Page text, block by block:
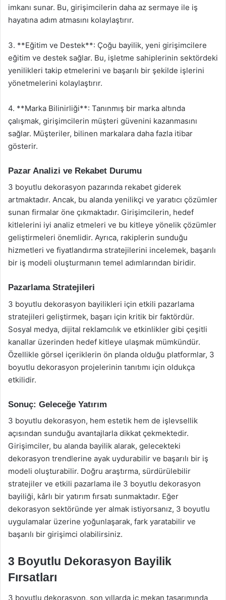
imkanı sunar. Bu, girişimcilerin daha az sermaye ile iş
hayatına adım atmasını kolaylaştırır.
3. **Eğitim ve Destek**: Çoğu bayilik, yeni girişimcilere
eğitim ve destek sağlar. Bu, işletme sahiplerinin sektördeki
yenilikleri takip etmelerini ve başarılı bir şekilde işlerini
yönetmelerini kolaylaştırır.
4. **Marka Bilinirliği**: Tanınmış bir marka altında
çalışmak, girişimcilerin müşteri güvenini kazanmasını
sağlar. Müşteriler, bilinen markalara daha fazla itibar
gösterir.
Pazar Analizi ve Rekabet Durumu
3 boyutlu dekorasyon pazarında rekabet giderek
artmaktadır. Ancak, bu alanda yenilikçi ve yaratıcı çözümler
sunan firmalar öne çıkmaktadır. Girişimcilerin, hedef
kitlelerini iyi analiz etmeleri ve bu kitleye yönelik çözümler
geliştirmeleri önemlidir. Ayrıca, rakiplerin sunduğu
hizmetleri ve fiyatlandırma stratejilerini incelemek, başarılı
bir iş modeli oluşturmanın temel adımlarından biridir.
Pazarlama Stratejileri
3 boyutlu dekorasyon bayilikleri için etkili pazarlama
stratejileri geliştirmek, başarı için kritik bir faktördür.
Sosyal medya, dijital reklamcılık ve etkinlikler gibi çeşitli
kanallar üzerinden hedef kitleye ulaşmak mümkündür.
Özellikle görsel içeriklerin ön planda olduğu platformlar, 3
boyutlu dekorasyon projelerinin tanıtımı için oldukça
etkilidir.
Sonuç: Geleceğe Yatırım
3 boyutlu dekorasyon, hem estetik hem de işlevsellik
açısından sunduğu avantajlarla dikkat çekmektedir.
Girişimciler, bu alanda bayilik alarak, gelecekteki
dekorasyon trendlerine ayak uydurabilir ve başarılı bir iş
modeli oluşturabilir. Doğru araştırma, sürdürülebilir
stratejiler ve etkili pazarlama ile 3 boyutlu dekorasyon
bayiliği, kârlı bir yatırım fırsatı sunmaktadır. Eğer
dekorasyon sektöründe yer almak istiyorsanız, 3 boyutlu
uygulamalar üzerine yoğunlaşarak, fark yaratabilir ve
başarılı bir girişimci olabilirsiniz.
3 Boyutlu Dekorasyon Bayilik
Fırsatları
3 boyutlu dekorasyon, son yıllarda iç mekan tasarımında